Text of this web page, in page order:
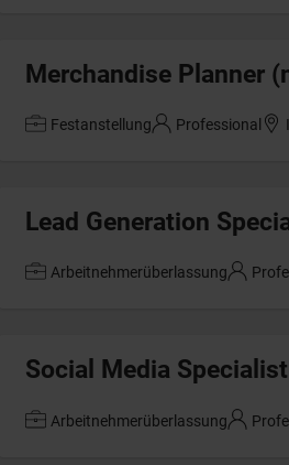
Merchandise Planner
Festanstellung Professional
Lead Generation
Arbeitnehmerüberlassung
Social Media
Arbeitnehmerüberlassung